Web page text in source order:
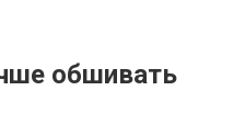
обшивать